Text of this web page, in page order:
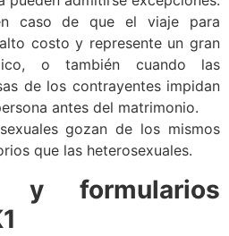
caso de que el viaje para
costo y represente un gran
o también cuando las
de los contrayentes impidan
antes del matrimonio.
gozan de los mismos
que las heterosexuales.
y formularios